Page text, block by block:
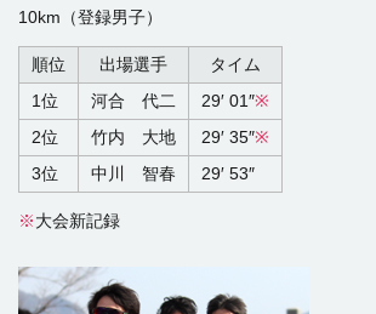
10km（登録男子）
順位 出場選手
タイム
1位
河合 代二 29′ 01″※
2位
竹内 大地 29′ 35″※
3位
中川 智春 29′ 53″
※大会新記録